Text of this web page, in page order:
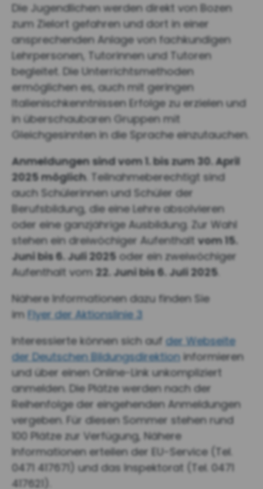
Die Jugendlichen werden direkt von Bozen
zum Zielort gefahren und dort in einer
ansprechenden Anlage von fachkundigen
Lehrpersonen, Tutorinnen und Tutoren
begleitet. Die Unterrichtsmethoden
ermöglichen es, auch mit geringen
Italienischkenntnissen Erfolge zu erzielen und
in überschaubaren Gruppen mit
Gleichgesinnten in die Sprache einzutauchen.
Anmeldungen sind vom 1. bis zum 30. April
2025 möglich. Teilnahmeberechtigt sind
auch Schülerinnen und Schüler der
Berufsbildung, die eine Lehre absolvieren
oder eine ganzjährige Ausbildung. Zur Wahl
stehen ein dreiwöchiger Aufenthalt vom 15.
Juni bis 6. Juli 2025 oder ein zweiwöchiger
Aufenthalt vom 22. Juni bis 6. Juli 2025
Nähere Informationen dazu finden Sie
im Flyer der Aktionslinie 3
Interessierte können sich auf der Webseite
der Deutschen Bildungsdirektion informieren
und über einen Online-Link unkompliziert
anmelden. Die Plätze werden nach der
Reihenfolge der eingehenden Anmeldungen
vergeben. Für diesen Sommer stehen rund
100 Plätze zur Verfügung, Nähere
Informationen erteilen der EU-Service (Tel.
0471 417671) und das Inspektorat (Tel. 0471
417621).